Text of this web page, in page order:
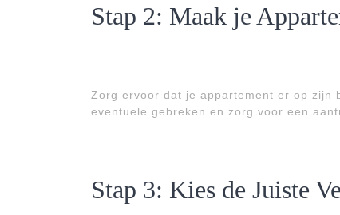
Stap 2: Maak je
Zorg ervoor dat je appartement er op zijn
eventuele gebreken en zorg voor een
Stap 3: Kies de Juiste